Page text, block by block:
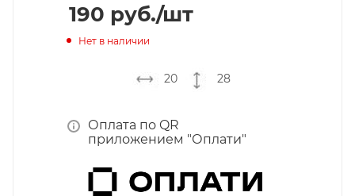
190 руб./шт
Нет в наличии
20 28
Оплата по QR
приложением "Оплати"